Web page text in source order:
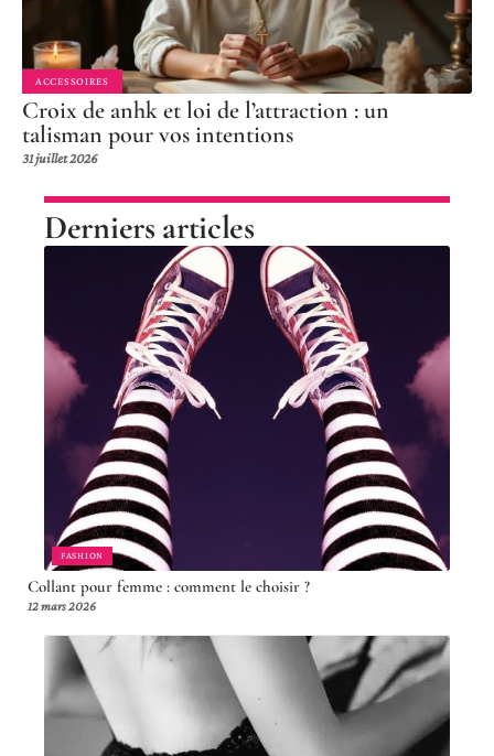
ACCESSOIRES
Croix de anhk et loi de l’attraction : un
talisman pour vos intentions
31 juillet 2026
Derniers articles
FASHION
Collant pour femme : comment le choisir ?
12 mars 2026